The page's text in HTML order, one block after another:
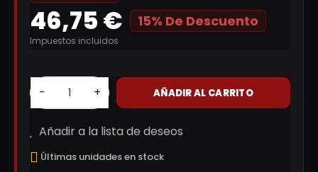
46,75 € 15% De Descuento
Impuestos incluidos
- + AÑADIR AL CARRITO
Añadir a la lista de deseos
Últimas unidades en stock